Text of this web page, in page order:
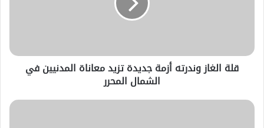
قلة الغاز وندرته أزمة جديدة تزيد معاناة المدنيين في
الشمال المحرر